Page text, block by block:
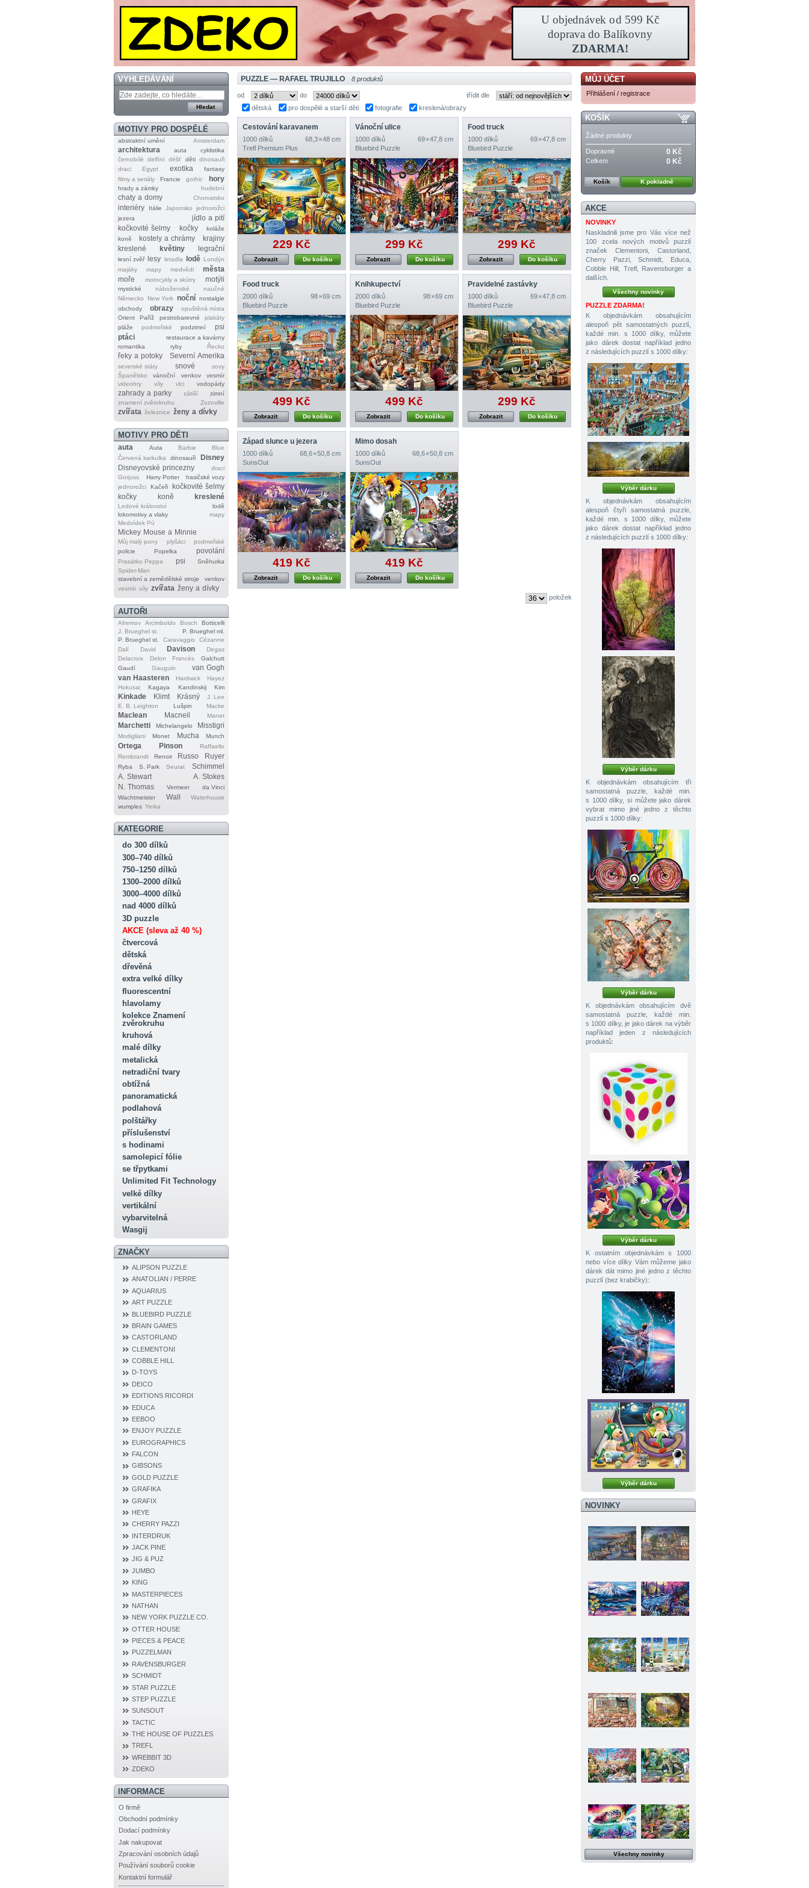
VYHLEDÁVÁNÍ
MOTIVY PRO DOSPĚLÉ
abstraktní umění Amsterdam
architektura auta
cyklistika
černobílé
delfíni déšť děti dinosauři
draci
Egypt exotika
fantasy
filmy a seriály
Francie gothic hory
hrady a zámky hudební
chaty a domy Chorvatsko
interiéry Itálie Japonsko
jednorožci
jezera
jídlo a pití
kočkovité šelmy
kočky
koláže
koně
kostely a chrámy
krajiny
kreslené
květiny legrační
lesní zvěř lesy letadla lodě Londýn
majáky
mapy medvědi
města
moře
motocykly a skútry motýli
mystické náboženské
naučné
Německo
New York noční nostalgie
obchody
obrazy
opuštěná místa
Orient
Paříž pestrobarevné
plakáty
pláže
podmořské podzimní
psi
ptáci
restaurace a kavárny
romantika
ryby Řecko
řeky a potoky Severní Amerika
severské státy snové
sovy
Španělsko
vánoční venkov
vesmír
videohry
víly vlci vodopády
zahrady a parky zátiší
zimní
znamení zvěrokruhu
Zozoville
zvířata železnice ženy a dívky
MOTIVY PRO DĚTI
auta Auta Barbie
Blue
Červená karkulka
dinosauři
Disney
Disneyovské princezny
draci
Gorjuss
Harry Potter
hasičské vozy
jednorožci
Kačeři
kočkovité šelmy
kočky
koně kreslené
Ledové království
lodě
lokomotivy a vlaky
mapy
Medvídek Pú
Mickey Mouse a Minnie
Můj malý pony plyšáci
podmořské
policie
Popelka povolání
Prasátko Peppa psi
Sněhurka
Spider‐Man
stavební a zemědělské stroje
venkov
vesmír víly zvířata ženy a dívky
AUTOŘI
Afremov Arcimboldo Bosch
Botticelli
J. Brueghel st.
P. Brueghel ml.
P. Brueghel st.
Caravaggio
Cézanne
Dalí
David Davison
Degas
Delacroix
Delon Francés
Galchutt
Gaudí
Gauguin
van Gogh
van Haasteren
Hardwick
Hayez
Hokusai
Kagaya Kandinskij Kim
Kinkade Klimt Krásný
J. Lee
E. B. Leighton
Lušpin Macke
Maclean Macneil Manet
Marchetti Michelangelo Misstigri
Modigliani Monet Mucha Munch
Ortega Pinson
Raffaello
Rembrandt
Renoir Russo Ruyer
Ryba S. Park Seurat
Schimmel
A. Stewart
A. Stokes
N. Thomas
Vermeer
da Vinci
Wachtmeister
Wall
Waterhouse
wumples Yerka
KATEGORIE
do 300 dílků
300–740 dílků
750–1250 dílků
1300–2000 dílků
3000–4000 dílků
nad 4000 dílků
3D puzzle
AKCE (sleva až 40 %)
čtvercová
dětská
dřevěná
extra velké dílky
fluorescentní
hlavolamy
kolekce Znamení
zvěrokruhu
kruhová
malé dílky
metalická
netradiční tvary
obtížná
panoramatická
podlahová
polštářky
příslušenství
s hodinami
samolepicí fólie
se třpytkami
Unlimited Fit Technology
velké dílky
vertikální
vybarvitelná
Wasgij
ZNAČKY
ALIPSON PUZZLE
ANATOLIAN / PERRE
AQUARIUS
ART PUZZLE
BLUEBIRD PUZZLE
BRAIN GAMES
CASTORLAND
CLEMENTONI
COBBLE HILL
D‐TOYS
DEICO
EDITIONS RICORDI
EDUCA
EEBOO
ENJOY PUZZLE
EUROGRAPHICS
FALCON
GIBSONS
GOLD PUZZLE
GRAFIKA
GRAFIX
HEYE
CHERRY PAZZI
INTERDRUK
JACK PINE
JIG & PUZ
JUMBO
KING
MASTERPIECES
NATHAN
NEW YORK PUZZLE CO.
OTTER HOUSE
PIECES & PEACE
PUZZELMAN
RAVENSBURGER
SCHMIDT
STAR PUZZLE
STEP PUZZLE
SUNSOUT
TACTIC
THE HOUSE OF PUZZLES
TREFL
WREBBIT 3D
ZDEKO
INFORMACE
O firmě
Obchodní podmínky
Dodací podmínky
Jak nakupovat
Zpracování osobních údajů
Používání souborů cookie
Kontaktní formulář
PUZZLE — RAFAEL TRUJILLO 8 produktů
od do
třídit dle
dětská
pro dospělé a starší děti fotografie kreslená/obrazy
Cestování karavanem
1000 dílků
68,3 × 48 cm
Trefl Premium Plus
229 Kč
Do košíku
Zobrazit
Vánoční ulice
1000 dílků
69 × 47,8 cm
Bluebird Puzzle
299 Kč
Do košíku
Zobrazit
Food truck
1000 dílků
69 × 47,8 cm
Bluebird Puzzle
299 Kč
Do košíku
Zobrazit
Food truck
2000 dílků
98 × 69 cm
Bluebird Puzzle
499 Kč
Do košíku
Zobrazit
Knihkupectví
2000 dílků
98 × 69 cm
Bluebird Puzzle
499 Kč
Do košíku
Zobrazit
Pravidelné zastávky
1000 dílků
69 × 47,8 cm
Bluebird Puzzle
299 Kč
Do košíku
Zobrazit
Západ slunce u jezera
1000 dílků
68,6 × 50,8 cm
SunsOut
419 Kč
Do košíku
Zobrazit
Mimo dosah
1000 dílků
68,6 × 50,8 cm
SunsOut
419 Kč
Do košíku
Zobrazit
položek
MŮJ ÚČET
Přihlášení / registrace
KOŠÍK
Žádné produkty
Dopravné 0 Kč
Celkem 0 Kč
Košík K pokladně
AKCE
NOVINKY
Naskladnili jsme pro Vás více než
100 zcela nových motivů puzzlí
značek Clementoni, Castorland,
Cherry Pazzi, Schmidt, Educa,
Cobble Hill, Trefl, Ravensburger a
dalších.
Všechny novinky
PUZZLE ZDARMA!
K objednávkám obsahujícím
alespoň pět samostatných puzzlí,
každé min. s 1000 dílky, můžete
jako dárek dostat například jedno
z následujících puzzlí s 1000 dílky:
Výběr dárku
K objednávkám obsahujícím
alespoň čtyři samostatná puzzle,
každé min. s 1000 dílky, můžete
jako dárek dostat například jedno
z následujících puzzlí s 1000 dílky:
Výběr dárku
K objednávkám obsahujícím tři
samostatná puzzle, každé min.
s 1000 dílky, si můžete jako dárek
vybrat mimo jiné jedno z těchto
puzzlí s 1000 dílky:
Výběr dárku
K objednávkám obsahujícím dvě
samostatná puzzle, každé min.
s 1000 dílky, je jako dárek na výběr
například jeden z následujících
produktů:
Výběr dárku
K ostatním objednávkám s 1000
nebo více dílky Vám můžeme jako
dárek dát mimo jiné jedno z těchto
puzzlí (bez krabičky):
Výběr dárku
NOVINKY
Všechny novinky